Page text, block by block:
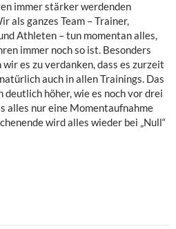
immer stärker werdenden
als ganzes Team – Trainer,
Athleten – tun momentan alles,
immer noch so ist. Besonders
es zu verdanken, dass es zurzeit
auch in allen Trainings. Das
deutlich höher, wie es noch vor drei
alles nur eine Momentaufnahme
wird alles wieder bei „Null“